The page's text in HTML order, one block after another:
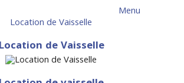
Menu
Location de Vaisselle
de Vaisselle